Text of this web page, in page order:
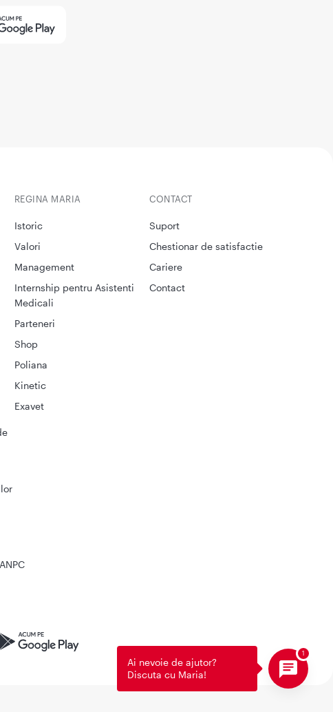
CONTACT
Suport
Chestionar de satisfactie
Cariere
Contact
REGINA MARIA
Istoric
Valori
Management
Internship pentru Asistenti
Medicali
Parteneri
Shop
Poliana
Kinetic
Exavet
Ai nevoie de ajutor?
Discuta cu Maria!